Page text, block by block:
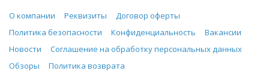
О компании Реквизиты
Договор оферты
Политика безопасности
Конфиденциальность
Вакансии
Новости
Соглашение на обработку персональных данных
Обзоры
Политика возврата